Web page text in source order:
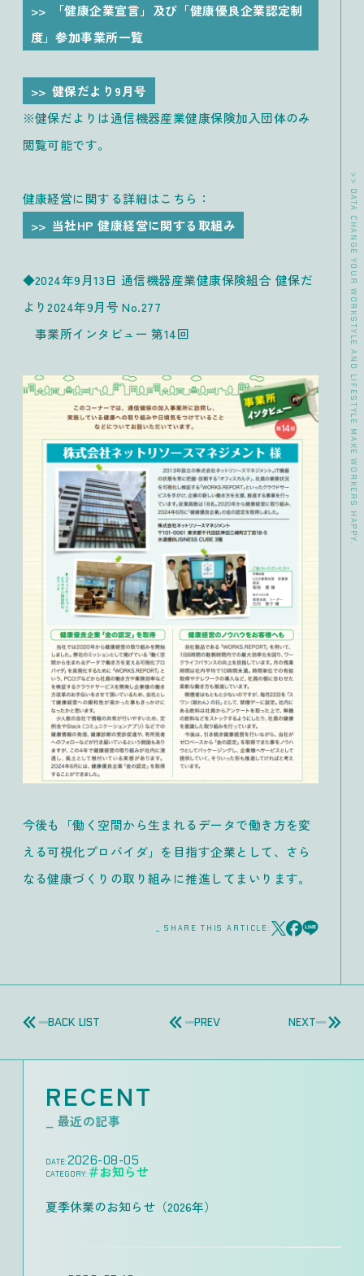
>> DATA CHANGE YOUR WORKSTYLE AND LIFESTYLE MAKE WORKERS HAPPY.
「健康企業宣言」及び「健康優良企業認定制
度」参加事業所一覧
健保だより9月号
※健保だよりは通信機器産業健康保険加入団体のみ
閲覧可能です。
健康経営に関する詳細はこちら：
当社HP 健康経営に関する取組み
◆2024年9月13日 通信機器産業健康保険組合 健保だ
より2024年9月号 No.277
事業所インタビュー 第14回
今後も「働く空間から生まれるデータで働き方を変
える可視化プロバイダ」を目指す企業として、さら
なる健康づくりの取り組みに推進してまいります。
_ SHARE THIS ARTICLE:
BACK LIST PREV NEXT
RECENT
_ 最近の記事
DATE:2026-08-05
CATEGORY: ＃お知らせ
夏季休業のお知らせ（2026年）